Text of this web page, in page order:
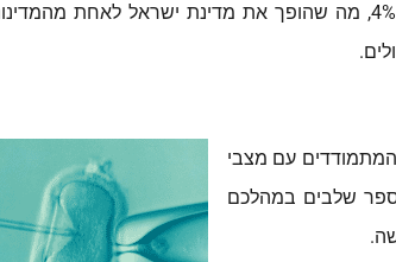
1% מסך כל הלידות בעולם המערבי, כאשר בישראל אחוז הלידות בעקבות הפריה חוץ גופית עומד על 4%, מה שהופך
המתמודדים עם מצבי
שלבים במהלכם